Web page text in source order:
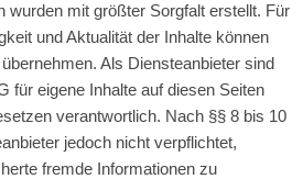
wurden mit größter Sorgfalt erstellt. Für
und Aktualität der Inhalte können
Als Diensteanbieter sind
für eigene Inhalte auf diesen Seiten
verantwortlich. Nach §§ 8 bis 10
jedoch nicht verpflichtet,
fremde Informationen zu